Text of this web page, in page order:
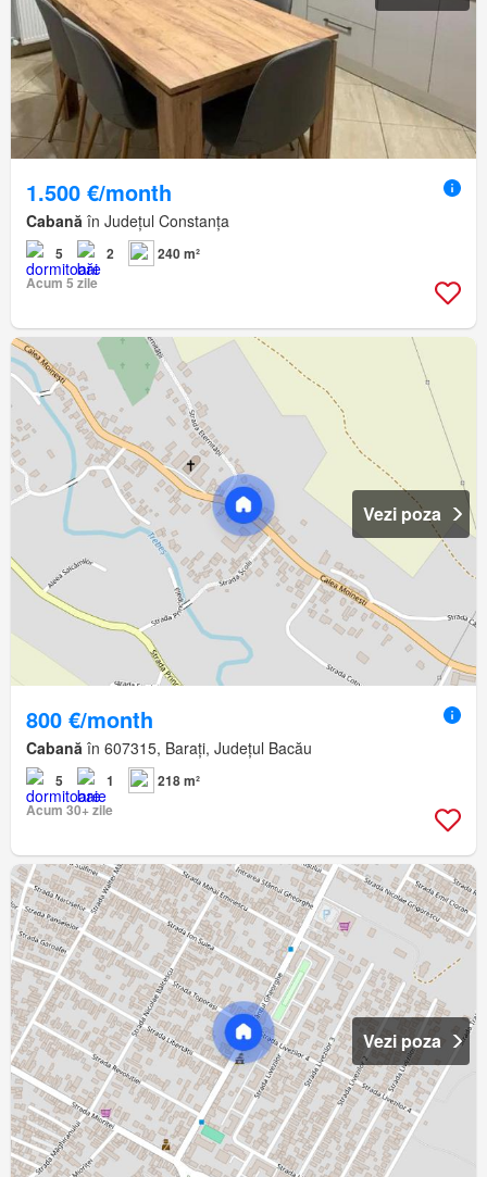
1.500 €/month
Cabană în Județul Constanța
5 2
240 m²
Acum 5 zile
Vezi poza
800 €/month
Cabană în 607315, Barați, Județul Bacău
5 1
218 m²
Acum 30+ zile
Vezi poza